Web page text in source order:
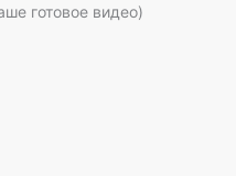
готовое видео)